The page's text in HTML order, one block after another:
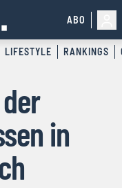
ABO
LIFESTYLE RANKINGS
in